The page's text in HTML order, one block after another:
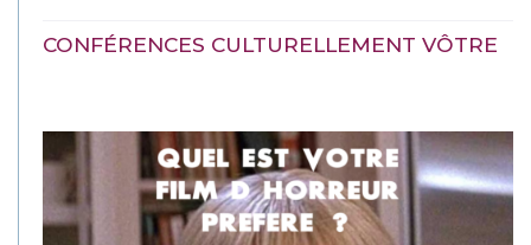
CONFÉRENCES CULTURELLEMENT VÔTRE